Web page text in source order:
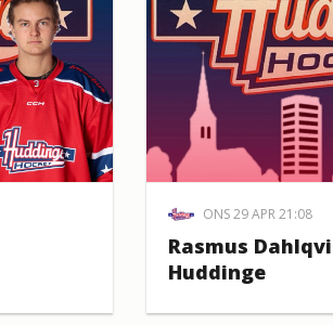
ONS 29 APR 21:08
Rasmus
Huddinge